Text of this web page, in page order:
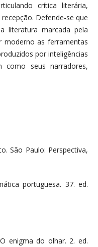
crítica literária,
Defende-se que
literatura marcada pela
moderno as ferramentas
por inteligências
seus narradores,
São Paulo: Perspectiva,
portuguesa. 37. ed.
enigma do olhar. 2. ed.